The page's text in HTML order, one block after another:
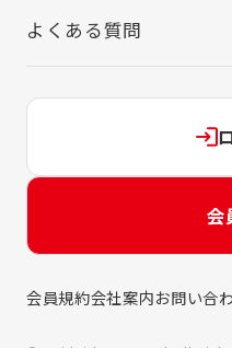
よくある質問
会
会員規約会社案内お問い合